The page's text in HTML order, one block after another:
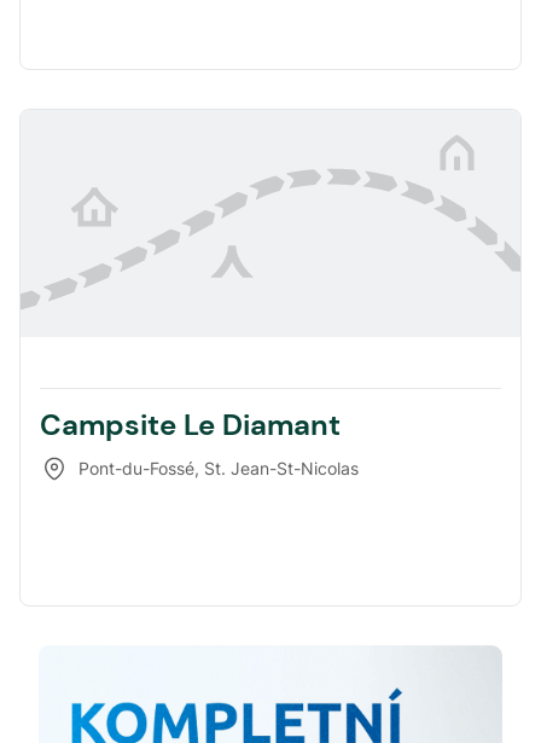
Campsite Le Diamant
Pont-du-Fossé, St. Jean-St-Nicolas